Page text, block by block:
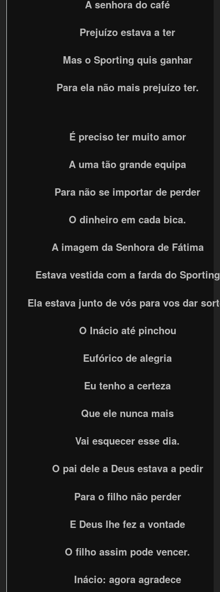
A senhora do café
Prejuízo estava a ter
Mas o Sporting quis ganhar
Para ela não mais prejuízo ter.
É preciso ter muito amor
A uma tão grande equipa
Para não se importar de perder
O dinheiro em cada bica.
A imagem da Senhora de Fátima
Estava vestida com a farda do Sporting
Ela estava junto de vós para vos dar
O Inácio até pinchou
Eufórico de alegria
Eu tenho a certeza
Que ele nunca mais
Vai esquecer esse dia.
O pai dele a Deus estava a pedir
Para o filho não perder
E Deus lhe fez a vontade
O filho assim pode vencer.
Inácio: agora agradece